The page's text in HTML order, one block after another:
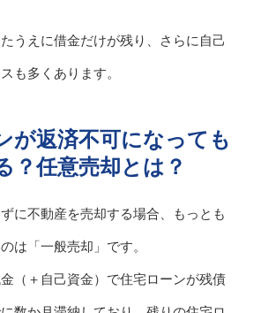
うえに借金だけが残り、さらに自己
も多くあります。
が返済不可になっても
？任意売却とは？
に不動産を売却する場合、もっとも
は「一般売却」です。
（＋自己資金）で住宅ローンが残債